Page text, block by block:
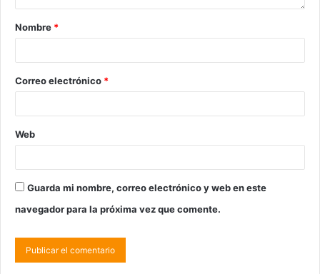
Nombre *
Correo electrónico *
Web
Guarda mi nombre, correo electrónico y web en este
navegador para la próxima vez que comente.